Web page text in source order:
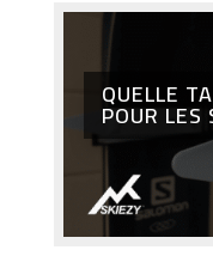
QUELLE
POUR LES